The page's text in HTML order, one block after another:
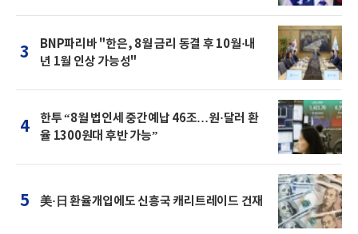
3
BNP파리바 "한은, 8월 금리 동결 후 10월·내
년 1월 인상 가능성"
4
한투 “8월 법인세 중간예납 46조…원·달러 환
율 1300원대 후반 가능”
5 美·日 환율개입에도 신흥국 캐리트레이드 건재